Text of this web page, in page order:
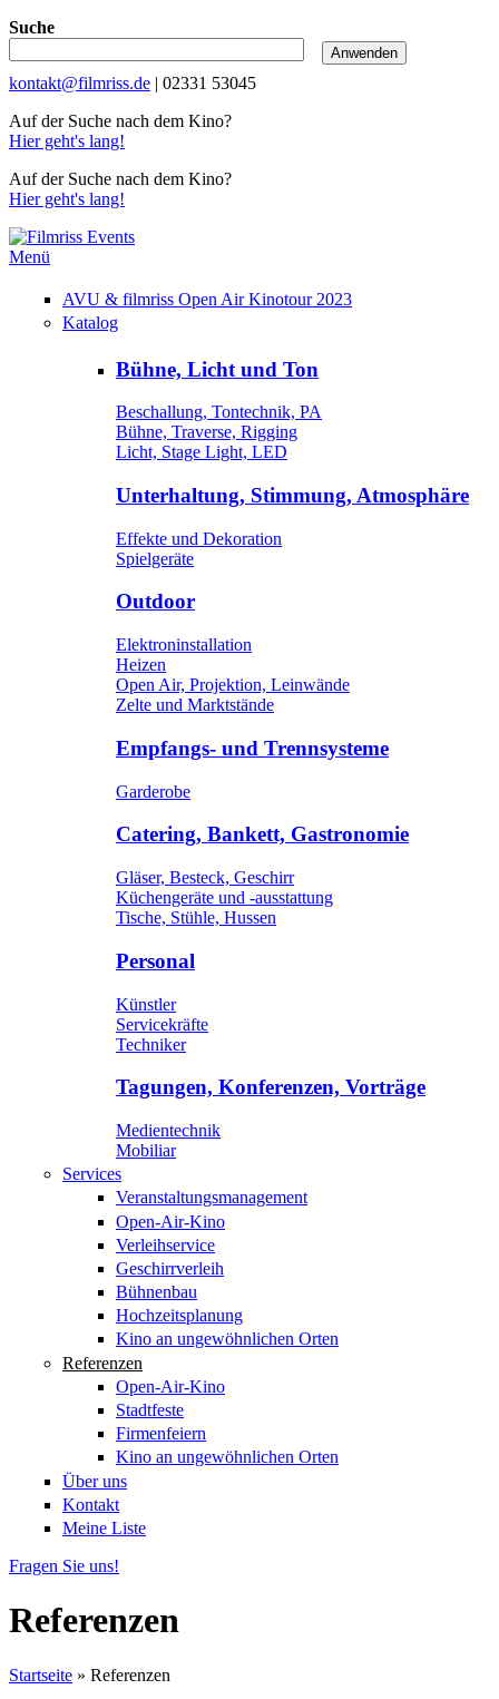
Suche
kontakt@filmriss.de | 02331 53045
Auf der Suche nach dem Kino?
Hier geht's lang!
Auf der Suche nach dem Kino?
Hier geht's lang!
Menü
AVU & filmriss Open Air Kinotour 2023
Katalog
Bühne, Licht und Ton
Beschallung, Tontechnik, PA
Bühne, Traverse, Rigging
Licht, Stage Light, LED
Unterhaltung, Stimmung, Atmosphäre
Effekte und Dekoration
Spielgeräte
Outdoor
Elektroninstallation
Heizen
Open Air, Projektion, Leinwände
Zelte und Marktstände
Empfangs- und Trennsysteme
Garderobe
Catering, Bankett, Gastronomie
Gläser, Besteck, Geschirr
Küchengeräte und -ausstattung
Tische, Stühle, Hussen
Personal
Künstler
Servicekräfte
Techniker
Tagungen, Konferenzen, Vorträge
Medientechnik
Mobiliar
Services
Veranstaltungsmanagement
Open-Air-Kino
Verleihservice
Geschirrverleih
Bühnenbau
Hochzeitsplanung
Kino an ungewöhnlichen Orten
Referenzen
Open-Air-Kino
Stadtfeste
Firmenfeiern
Kino an ungewöhnlichen Orten
Über uns
Kontakt
Meine Liste
Fragen Sie uns!
Referenzen
Startseite » Referenzen